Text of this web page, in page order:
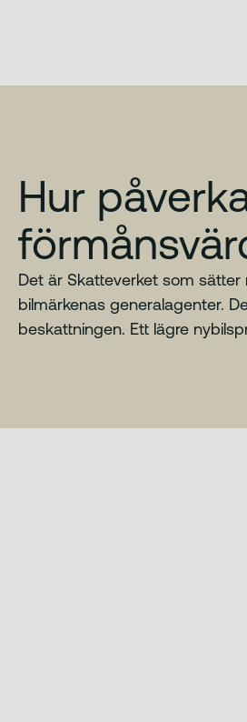
Hur
Det är Skatteverket som
bilmärkenas generalagenter.
beskattningen. Ett lägre